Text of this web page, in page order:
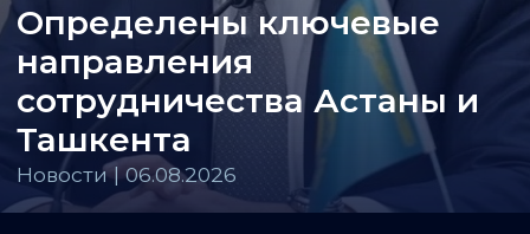
Определены ключевые
направления
сотрудничества Астаны и
Ташкента
Новости | 06.08.2026